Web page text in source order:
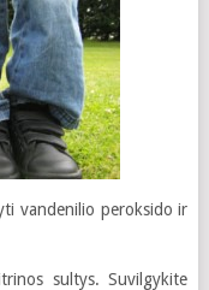
vandenilio peroksido ir
sultys. Suvilgykite